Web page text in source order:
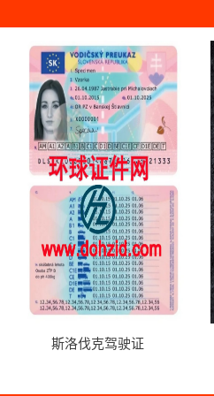
斯洛伐克驾驶证